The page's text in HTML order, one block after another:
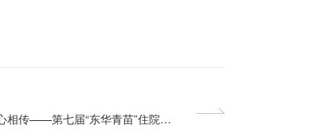
相传——第七届“东华青苗”住院医